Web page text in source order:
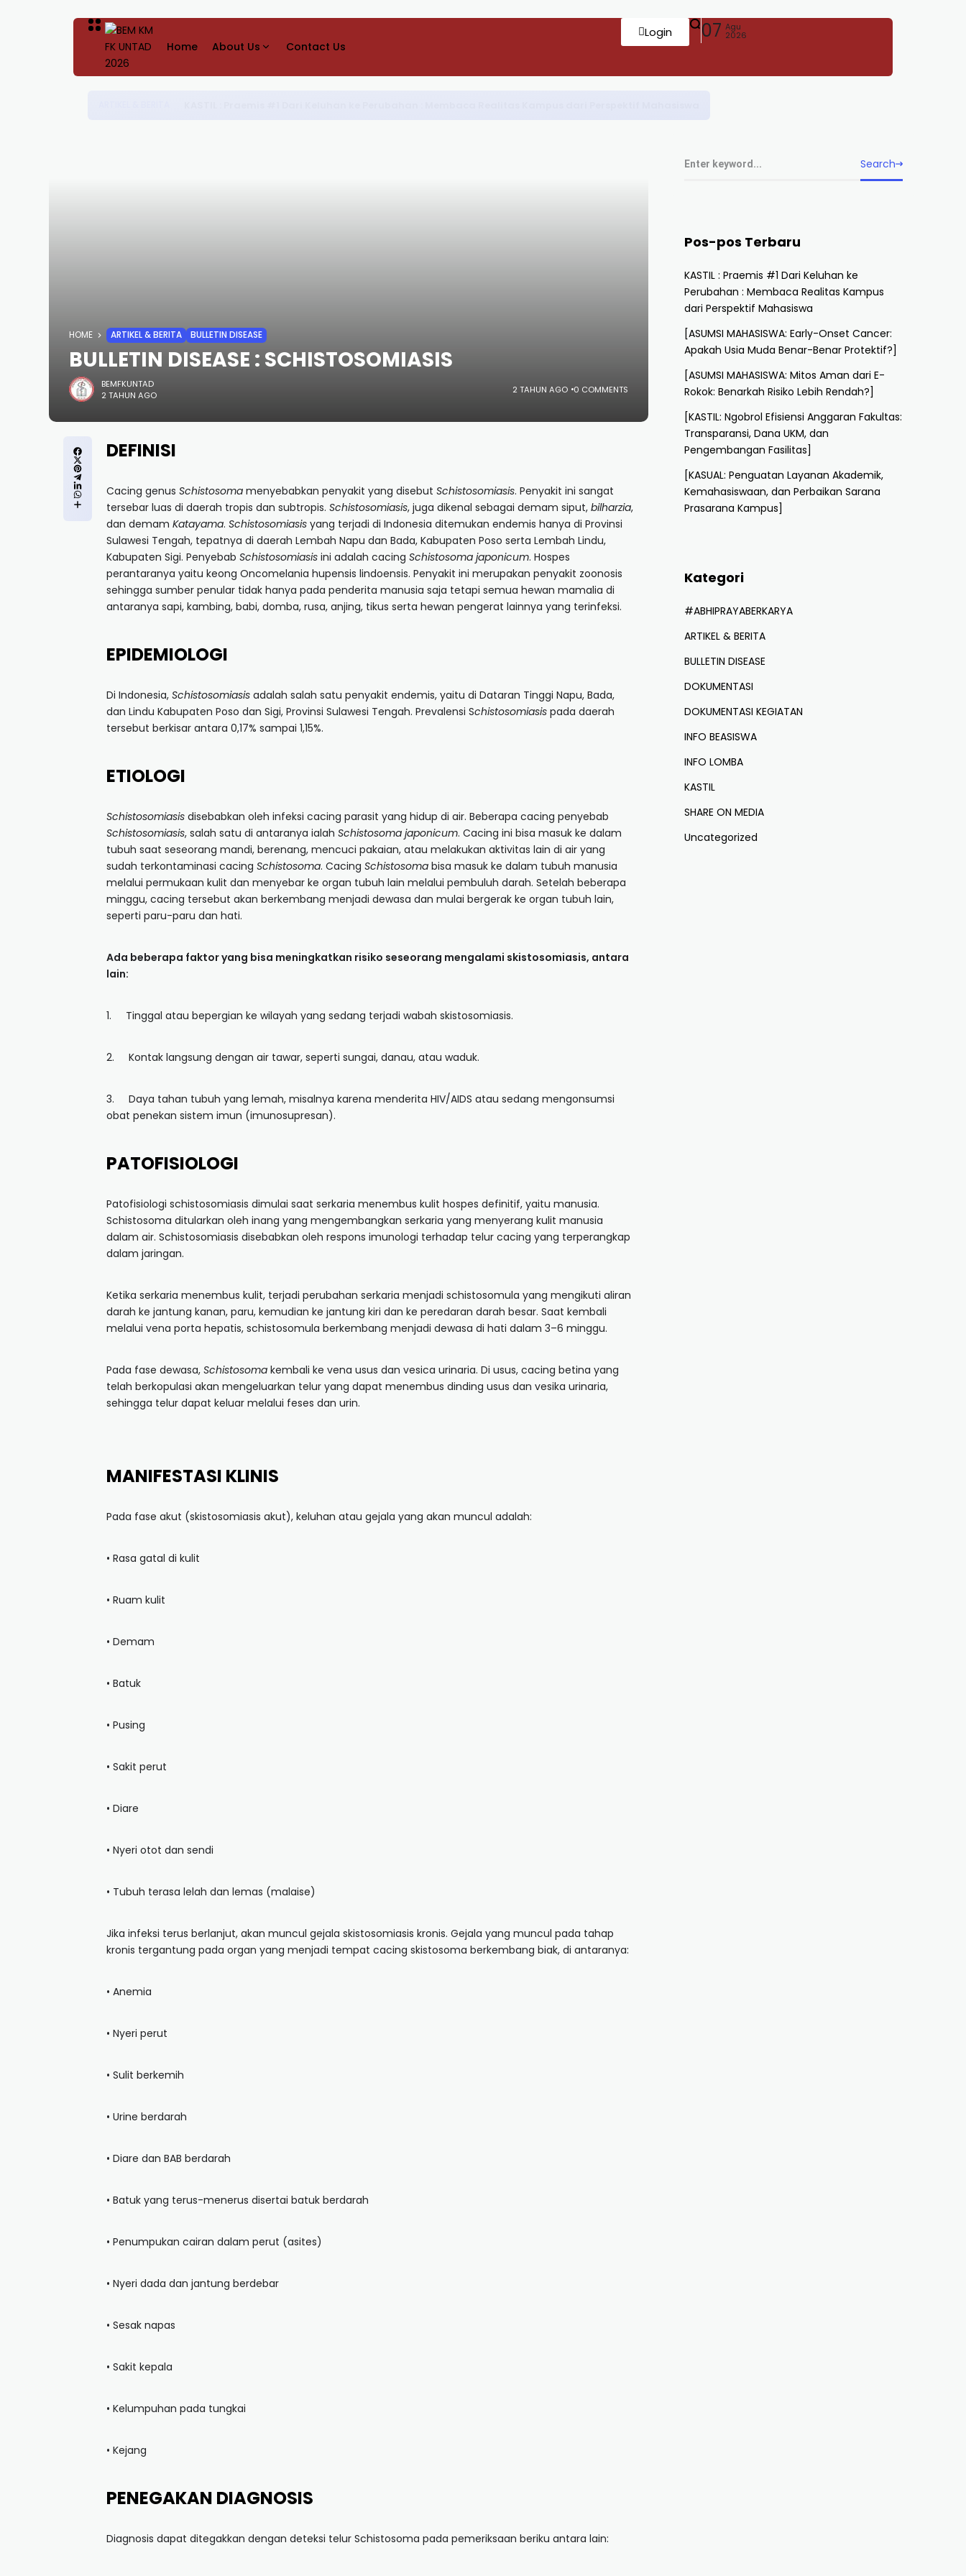
Home About Us Contact Us
Login 07 Agu
2026
HOME ARTIKEL & BERITA BULLETIN DISEASE
BULLETIN DISEASE : SCHISTOSOMIASIS
BEMFKUNTAD
2 TAHUN AGO
2 TAHUN AGO 0 COMMENTS
DEFINISI
Cacing genus Schistosomamenyebabkan penyakit yang disebut Schistosomiasis. Penyakit ini sangat
tersebar luas di daerah tropis dan subtropis. Schistosomiasis, juga dikenal sebagai demam siput, bilharzia,
dan demam Katayama. Schistosomiasisyang terjadi di Indonesia ditemukan endemis hanya di Provinsi
Sulawesi Tengah, tepatnya di daerah Lembah Napu dan Bada, Kabupaten Poso serta Lembah Lindu,
Kabupaten Sigi. Penyebab Schistosomiasisini adalah cacing Schistosoma japonicum. Hospes
perantaranya yaitu keong Oncomelania hupensis lindoensis. Penyakit ini merupakan penyakit zoonosis
sehingga sumber penular tidak hanya pada penderita manusia saja tetapi semua hewan mamalia di
antaranya sapi, kambing, babi, domba, rusa, anjing, tikus serta hewan pengerat lainnya yang terinfeksi.
EPIDEMIOLOGI
Di Indonesia, Schistosomiasisadalah salah satu penyakit endemis, yaitu di Dataran Tinggi Napu, Bada,
dan Lindu Kabupaten Poso dan Sigi, Provinsi Sulawesi Tengah. Prevalensi Schistosomiasispada daerah
tersebut berkisar antara 0,17% sampai 1,15%.
ETIOLOGI
Schistosomiasisdisebabkan oleh infeksi cacing parasit yang hidup di air. Beberapa cacing penyebab
Schistosomiasis, salah satu di antaranya ialah Schistosoma japonicum. Cacing ini bisa masuk ke dalam
tubuh saat seseorang mandi, berenang, mencuci pakaian, atau melakukan aktivitas lain di air yang
sudah terkontaminasi cacing Schistosoma. Cacing Schistosomabisa masuk ke dalam tubuh manusia
melalui permukaan kulit dan menyebar ke organ tubuh lain melalui pembuluh darah. Setelah beberapa
minggu, cacing tersebut akan berkembang menjadi dewasa dan mulai bergerak ke organ tubuh lain,
seperti paru-paru dan hati.
Ada beberapa faktor yang bisa meningkatkan risiko seseorang mengalami skistosomiasis, antara
lain:
1. Tinggal atau bepergian ke wilayah yang sedang terjadi wabah skistosomiasis.
2. Kontak langsung dengan air tawar, seperti sungai, danau, atau waduk.
3. Daya tahan tubuh yang lemah, misalnya karena menderita HIV/AIDS atau sedang mengonsumsi
obat penekan sistem imun (imunosupresan).
PATOFISIOLOGI
Patofisiologi schistosomiasis dimulai saat serkaria menembus kulit hospes definitif, yaitu manusia.
Schistosoma ditularkan oleh inang yang mengembangkan serkaria yang menyerang kulit manusia
dalam air. Schistosomiasis disebabkan oleh respons imunologi terhadap telur cacing yang terperangkap
dalam jaringan.
Ketika serkaria menembus kulit, terjadi perubahan serkaria menjadi schistosomula yang mengikuti aliran
darah ke jantung kanan, paru, kemudian ke jantung kiri dan ke peredaran darah besar. Saat kembali
melalui vena porta hepatis, schistosomula berkembang menjadi dewasa di hati dalam 3–6 minggu.
Pada fase dewasa, Schistosomakembali ke vena usus dan vesica urinaria. Di usus, cacing betina yang
telah berkopulasi akan mengeluarkan telur yang dapat menembus dinding usus dan vesika urinaria,
sehingga telur dapat keluar melalui feses dan urin.
MANIFESTASI KLINIS
Pada fase akut (skistosomiasis akut), keluhan atau gejala yang akan muncul adalah:
• Rasa gatal di kulit
• Ruam kulit
• Demam
• Batuk
• Pusing
• Sakit perut
• Diare
• Nyeri otot dan sendi
• Tubuh terasa lelah dan lemas (malaise)
Jika infeksi terus berlanjut, akan muncul gejala skistosomiasis kronis. Gejala yang muncul pada tahap
kronis tergantung pada organ yang menjadi tempat cacing skistosoma berkembang biak, di antaranya:
• Anemia
• Nyeri perut
• Sulit berkemih
• Urine berdarah
• Diare dan BAB berdarah
• Batuk yang terus-menerus disertai batuk berdarah
• Penumpukan cairan dalam perut (asites)
• Nyeri dada dan jantung berdebar
• Sesak napas
• Sakit kepala
• Kelumpuhan pada tungkai
• Kejang
PENEGAKAN DIAGNOSIS
Diagnosis dapat ditegakkan dengan deteksi telur Schistosoma pada pemeriksaan beriku antara lain:
Search
Pos-pos Terbaru
KASTIL : Praemis #1 Dari Keluhan ke
Perubahan : Membaca Realitas Kampus
dari Perspektif Mahasiswa
[ASUMSI MAHASISWA: Early-Onset Cancer:
Apakah Usia Muda Benar-Benar Protektif?]
[ASUMSI MAHASISWA: Mitos Aman dari E-
Rokok: Benarkah Risiko Lebih Rendah?]
[KASTIL: Ngobrol Efisiensi Anggaran Fakultas:
Transparansi, Dana UKM, dan
Pengembangan Fasilitas]
[KASUAL: Penguatan Layanan Akademik,
Kemahasiswaan, dan Perbaikan Sarana
Prasarana Kampus]
Kategori
#ABHIPRAYABERKARYA
ARTIKEL & BERITA
BULLETIN DISEASE
DOKUMENTASI
DOKUMENTASI KEGIATAN
INFO BEASISWA
INFO LOMBA
KASTIL
SHARE ON MEDIA
Uncategorized